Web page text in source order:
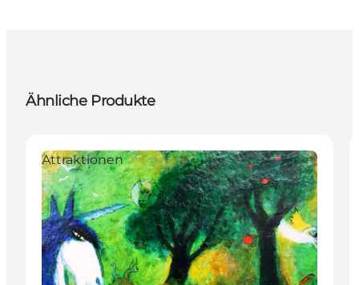
Ähnliche Produkte
Attraktionen